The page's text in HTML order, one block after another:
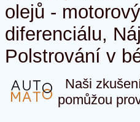
olejů -
diferenciálu,
Polstrování v
Naši
pomůžou